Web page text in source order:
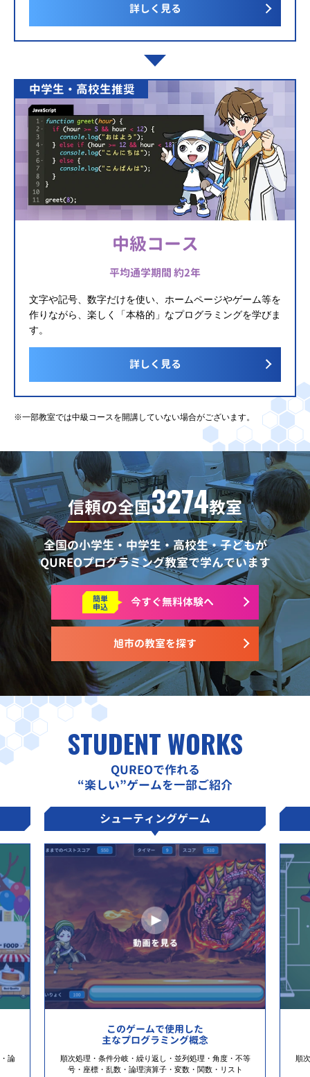
詳しく見る
中学生・高校生推奨
中級コース
平均通学期間 約2年
文字や記号、数字だけを使い、ホームページやゲーム等を
作りながら、楽しく「本格的」なプログラミングを学びま
す。
詳しく見る
※一部教室では中級コースを開講していない場合がございます。
信頼の全国3274教室
全国の小学生・中学生・高校生・子どもが
QUREOプログラミング教室で学んでいます
旭市の教室を探す
簡単
申込 今すぐ無料体験へ
STUDENT WORKS
QUREOで作れる
“楽しい”ゲームを一部ご紹介
論
シューティングゲーム
このゲームで使用した
主なプログラミング概念
順次処理・条件分岐・繰り返し・並列処理・角度・不等
号・座標・乱数・論理演算子・変数・関数・リスト
順